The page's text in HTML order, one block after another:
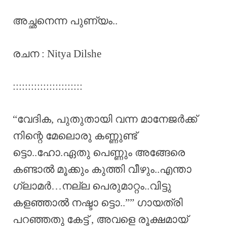
അച്ഛനെന്ന പുണ്യം..
രചന : Nitya Dilshe
:::::::::::::::::::::::
“വേദിക, പുതുതായി വന്ന മാനേജർക്ക്
നിന്റെ മേലൊരു കണ്ണുണ്ട്
ട്ടൊ..ഹോ.ഏതു പെണ്ണും അങ്ങേരെ
കണ്ടാൽ മൂക്കും കുത്തി വീഴും..എന്താ
ഗ്ലാമർ…നല്ല പെരുമാറ്റം..വിട്ടു
കളഞ്ഞാൽ നഷ്ടാ ട്ടൊ..”” ഗായത്രി
പറഞ്ഞതു കേട്ട് , അവളെ രൂക്ഷമായ്‌